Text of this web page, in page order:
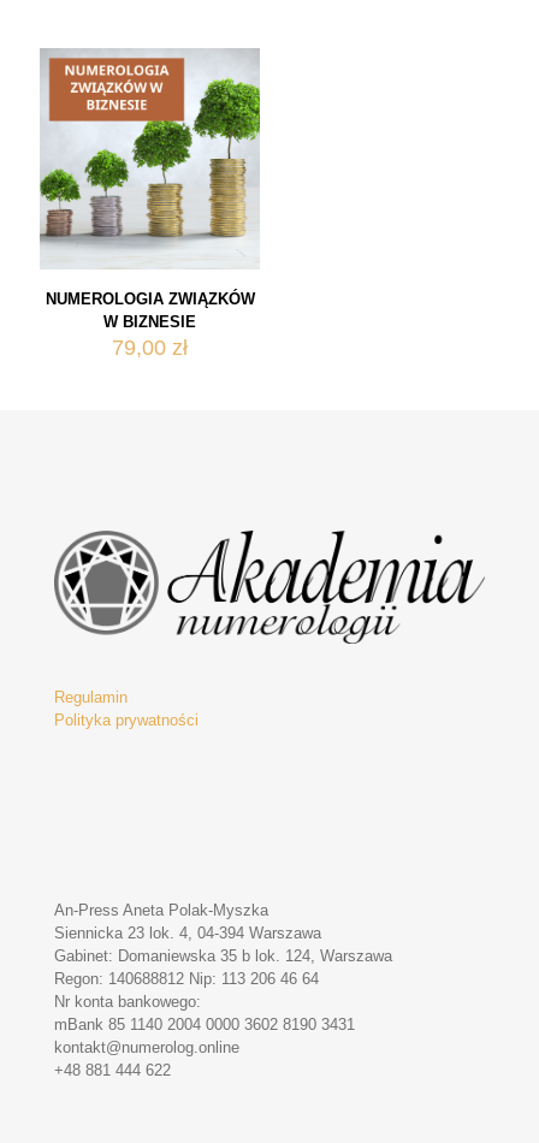
NUMEROLOGIA ZWIĄZKÓW
W BIZNESIE
79,00 zł
Regulamin
Polityka prywatności
An-Press Aneta Polak-Myszka
Siennicka 23 lok. 4, 04-394 Warszawa
Gabinet: Domaniewska 35 b lok. 124, Warszawa
Regon: 140688812 Nip: 113 206 46 64
Nr konta bankowego:
mBank 85 1140 2004 0000 3602 8190 3431
kontakt@numerolog.online
+48 881 444 622